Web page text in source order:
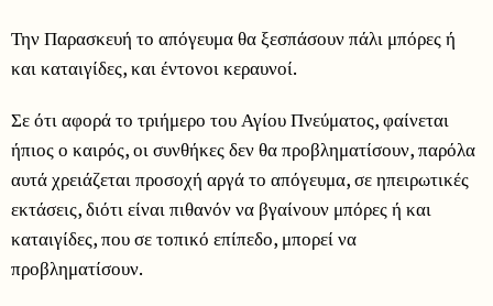
Την Παρασκευή το απόγευμα θα ξεσπάσουν πάλι μπόρες ή
και καταιγίδες, και έντονοι κεραυνοί.
Σε ότι αφορά το τριήμερο του Αγίου Πνεύματος, φαίνεται
ήπιος ο καιρός, οι συνθήκες δεν θα προβληματίσουν, παρόλα
αυτά χρειάζεται προσοχή αργά το απόγευμα, σε ηπειρωτικές
εκτάσεις, διότι είναι πιθανόν να βγαίνουν μπόρες ή και
καταιγίδες, που σε τοπικό επίπεδο, μπορεί να
προβληματίσουν.